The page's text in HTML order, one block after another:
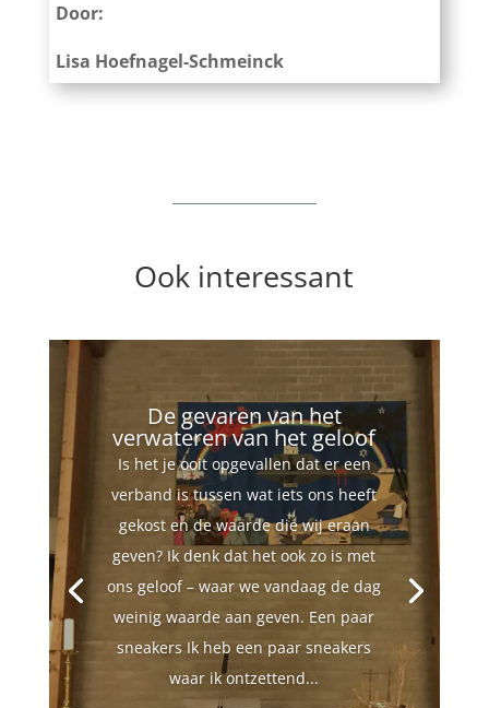
Door:
Lisa Hoefnagel-Schmeinck
Ook interessant
De gevaren van het
verwateren van het geloof
Is het je ooit opgevallen dat er een
verband is tussen wat iets ons heeft
gekost en de waarde die wij eraan
geven? Ik denk dat het ook zo is met
ons geloof – waar we vandaag de dag
weinig waarde aan geven. Een paar
sneakers Ik heb een paar sneakers
waar ik ontzettend...